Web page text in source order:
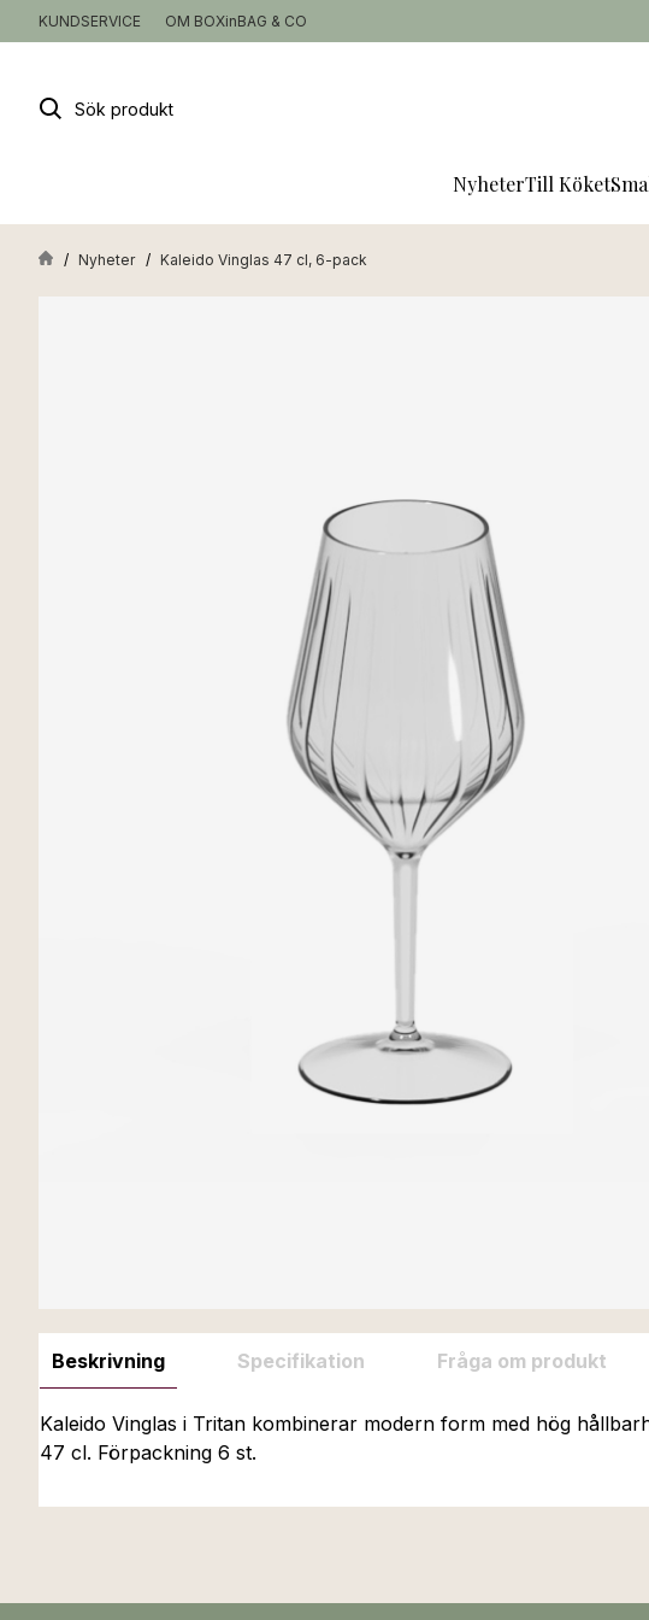
KUNDSERVICE OM BOXinBAG & CO
Sök
NyheterTill Köket
Nyheter Kaleido Vinglas 47 cl, 6-pack
Beskrivning Specifikation Fråga om produkt
Kaleido Vinglas i Tritan kombinerar modern form med hög
47 cl. Förpackning 6 st.